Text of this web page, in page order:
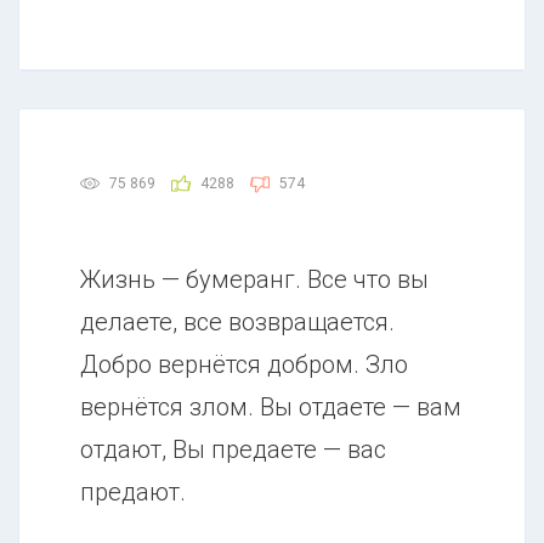
75 869 4288 574
Жизнь — бумеранг. Все что вы
делаете, все возвращается.
Добро вернётся добром. Зло
вернётся злом. Вы отдаете — вам
отдают, Вы предаете — вас
предают.